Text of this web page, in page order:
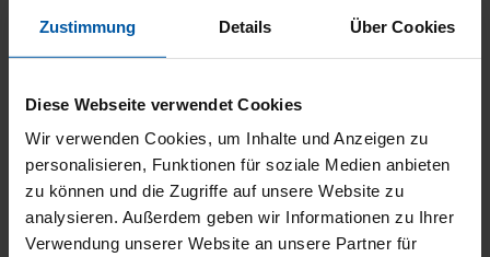
Zustimmung Details Über Cookies
Diese Webseite verwendet Cookies
Wir verwenden Cookies, um Inhalte und Anzeigen zu
personalisieren, Funktionen für soziale Medien anbieten
zu können und die Zugriffe auf unsere Website zu
analysieren. Außerdem geben wir Informationen zu Ihrer
Verwendung unserer Website an unsere Partner für
RÄDER
UND